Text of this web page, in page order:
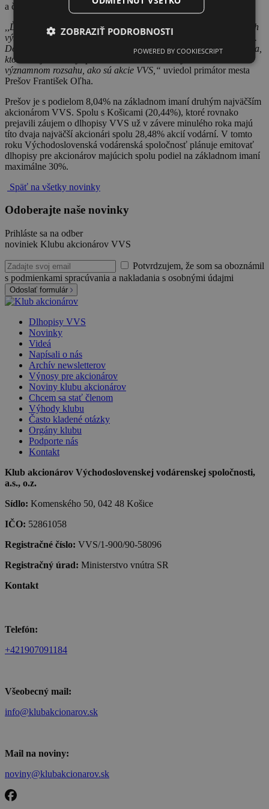
a člen správnej rady Klubu akcionárov.
,,Ďalšie rokovania a záujem o Dlhopisový program garantovaných
výnosov bude podliehať dôkladnej právnej a ekonomickej analýze.
Dôležité však bude rozhodnutie poslancov mestského zastupiteľstva,
ktorí ako jediní majú právomoc nakladať s majetkom mesta v tak
významnom rozsahu, ako sú akcie VVS,“ uviedol primátor mesta
Prešov František Oľha.
Prešov je s podielom 8,04% na základnom imaní druhým najväčším
akcionárom VVS. Spolu s Košicami (20,44%), ktoré rovnako
prejavili záujem o dlhopisy VVS už v závere minulého roka majú
títo dvaja najväčší akcionári spolu 28,48% akcií vodární. V tomto
roku Východoslovenská vodárenská spoločnosť plánuje emitovať
dlhopisy pre akcionárov majúcich spolu podiel na základnom imaní
maximálne 30%.
Späť na všetky novinky
Odoberajte naše novinky
Prihláste sa na odber
noviniek Klubu akcionárov VVS
Potvrdzujem, že som sa oboznámil
s podmienkami spracúvania a nakladania s osobnými údajmi
Odoslať formulár
Dlhopisy VVS
Novinky
Videá
Napísali o nás
Archív newsletterov
Výnosy pre akcionárov
Noviny klubu akcionárov
Chcem sa stať členom
Výhody klubu
Často kladené otázky
Orgány klubu
Podporte nás
Kontakt
Klub akcionárov Východoslovenskej vodárenskej spoločnosti,
a.s., o.z.
Sídlo: Komenského 50, 042 48 Košice
IČO: 52861058
Registračné číslo: VVS/1-900/90-58096
Registračný úrad: Ministerstvo vnútra SR
Kontakt
Telefón:
+421907091184
Všeobecný mail:
info@klubakcionarov.sk
Mail na noviny:
noviny@klubakcionarov.sk
ZOBRAZIŤ PODROBNOSTI
POWERED BY COOKIESCRIPT